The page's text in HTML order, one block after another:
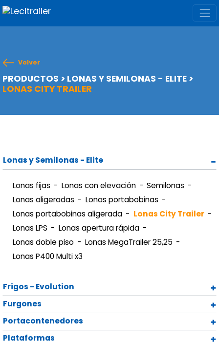
Volver
PRODUCTOS > LONAS Y SEMILONAS - ELITE >
LONAS CITY TRAILER
Lonas y Semilonas - Elite
Lonas fijas Lonas con elevación
Semilonas
Lonas aligeradas
Lonas portabobinas
Lonas portabobinas aligerada
Lonas City Trailer
Lonas LPS
Lonas apertura rápida
Lonas doble piso
Lonas MegaTrailer 25,25
Lonas P400 Multi x3
Frigos - Evolution
Furgones
Portacontenedores
Plataformas